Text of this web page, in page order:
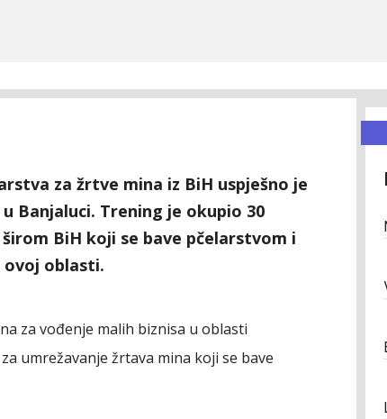
za žrtve mina iz BiH uspješno je
Banjaluci. Trening je okupio 30
BiH koji se bave pčelarstvom i
ovoj oblasti.
za vođenje malih biznisa u oblasti
umrežavanje žrtava mina koji se bave